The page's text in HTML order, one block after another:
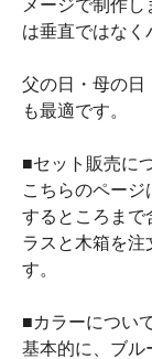
メージで制作
は垂直ではなく
父の日・母の日
も最適です。
■セット販売に
こちらのペー
するところまで
ラスと木箱を注
す。
■カラーについ
基本的に、ブル